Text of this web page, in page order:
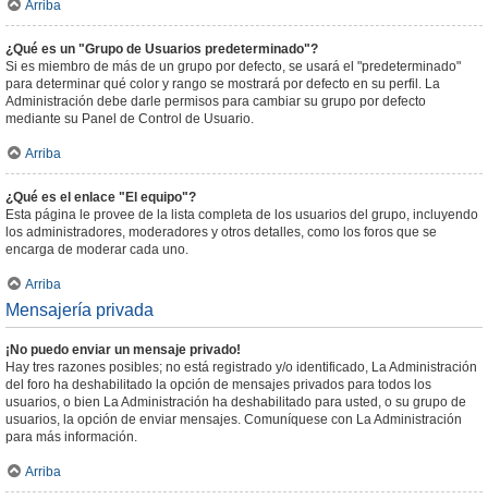
Arriba
¿Qué es un "Grupo de Usuarios predeterminado"?
Si es miembro de más de un grupo por defecto, se usará el "predeterminado"
para determinar qué color y rango se mostrará por defecto en su perfil. La
Administración debe darle permisos para cambiar su grupo por defecto
mediante su Panel de Control de Usuario.
Arriba
¿Qué es el enlace "El equipo"?
Esta página le provee de la lista completa de los usuarios del grupo, incluyendo
los administradores, moderadores y otros detalles, como los foros que se
encarga de moderar cada uno.
Arriba
Mensajería privada
¡No puedo enviar un mensaje privado!
Hay tres razones posibles; no está registrado y/o identificado, La Administración
del foro ha deshabilitado la opción de mensajes privados para todos los
usuarios, o bien La Administración ha deshabilitado para usted, o su grupo de
usuarios, la opción de enviar mensajes. Comuníquese con La Administración
para más información.
Arriba